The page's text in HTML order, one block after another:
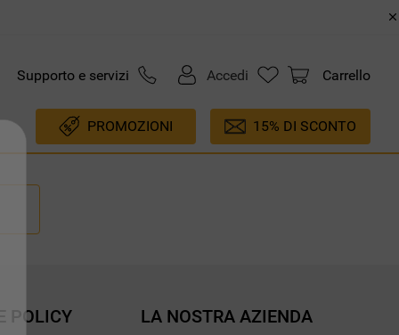
Supporto e servizi Accedi Carrello
PROMOZIONI 15% DI SCONTO
POLICY LA NOSTRA AZIENDA